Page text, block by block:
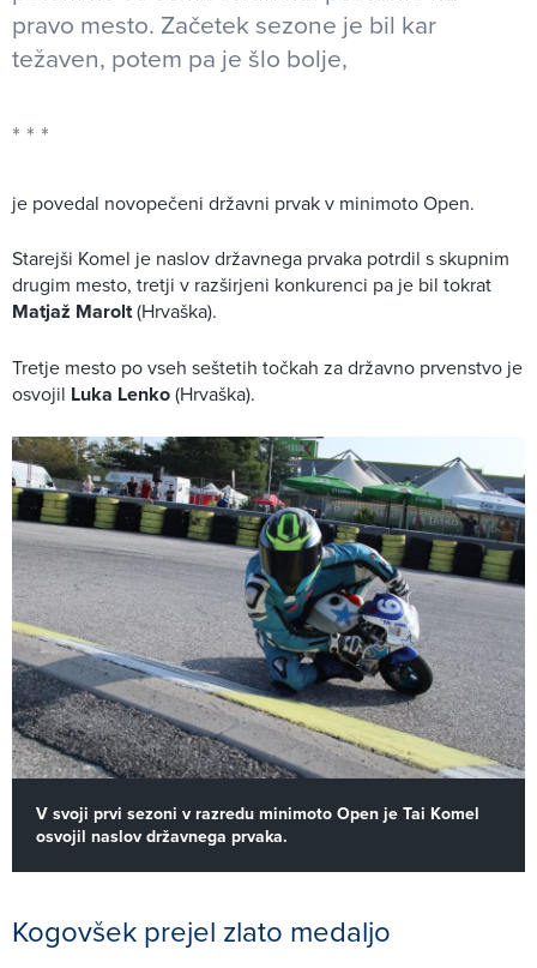
pravo mesto. Začetek sezone je bil kar
težaven, potem pa je šlo bolje,
je povedal novopečeni državni prvak v minimoto Open.
Starejši Komel je naslov državnega prvaka potrdil s skupnim
drugim mesto, tretji v razširjeni konkurenci pa je bil tokrat
Matjaž Marolt(Hrvaška).
Tretje mesto po vseh seštetih točkah za državno prvenstvo je
osvojil Luka Lenko(Hrvaška).
V svoji prvi sezoni v razredu minimoto Open je Tai Komel
osvojil naslov državnega prvaka.
Kogovšek prejel zlato medaljo